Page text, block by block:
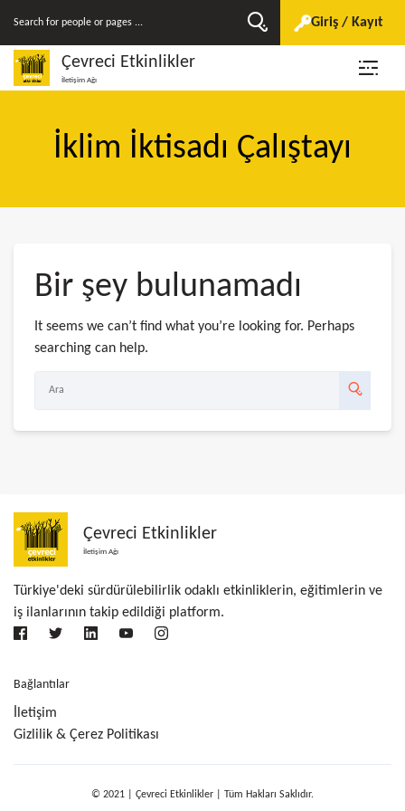
Giriş / Kayıt
Çevreci Etkinlikler
İletişim Ağı
İklim İktisadı Çalıştayı
Bir şey bulunamadı
It seems we can’t find what you’re looking for. Perhaps
searching can help.
Çevreci Etkinlikler
İletişim Ağı
Türkiye'deki sürdürülebilirlik odaklı etkinliklerin, eğitimlerin ve
iş ilanlarının takip edildiği platform.
Bağlantılar
İletişim
Gizlilik & Çerez Politikası
© 2021 | Çevreci Etkinlikler | Tüm Hakları Saklıdır.